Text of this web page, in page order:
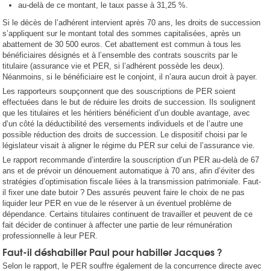
au-delà de ce montant, le taux passe à 31,25 %.
Si le décès de l’adhérent intervient après 70 ans, les droits de succession
s’appliquent sur le montant total des sommes capitalisées, après un
abattement de 30 500 euros. Cet abattement est commun à tous les
bénéficiaires désignés et à l’ensemble des contrats souscrits par le
titulaire (assurance vie et PER, si l’adhérent possède les deux).
Néanmoins, si le bénéficiaire est le conjoint, il n’aura aucun droit à payer.
Les rapporteurs soupçonnent que des souscriptions de PER soient
effectuées dans le but de réduire les droits de succession. Ils soulignent
que les titulaires et les héritiers bénéficient d’un double avantage, avec
d’un côté la déductibilité des versements individuels et de l’autre une
possible réduction des droits de succession. Le dispositif choisi par le
législateur visait à aligner le régime du PER sur celui de l’assurance vie.
Le rapport recommande d’interdire la souscription d’un PER au-delà de 67
ans et de prévoir un dénouement automatique à 70 ans, afin d’éviter des
stratégies d’optimisation fiscale liées à la transmission patrimoniale. Faut-
il fixer une date butoir ? Des assurés peuvent faire le choix de ne pas
liquider leur PER en vue de le réserver à un éventuel problème de
dépendance. Certains titulaires continuent de travailler et peuvent de ce
fait décider de continuer à affecter une partie de leur rémunération
professionnelle à leur PER.
Faut-il déshabiller Paul pour habiller Jacques ?
Selon le rapport, le PER souffre également de la concurrence directe avec